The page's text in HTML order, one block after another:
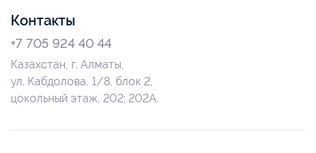
Контакты
+7 705 924 40 44
Казахстан, г. Алматы,
ул. Кабдолова, 1/8, блок 2,
цокольный этаж, 202; 202А.